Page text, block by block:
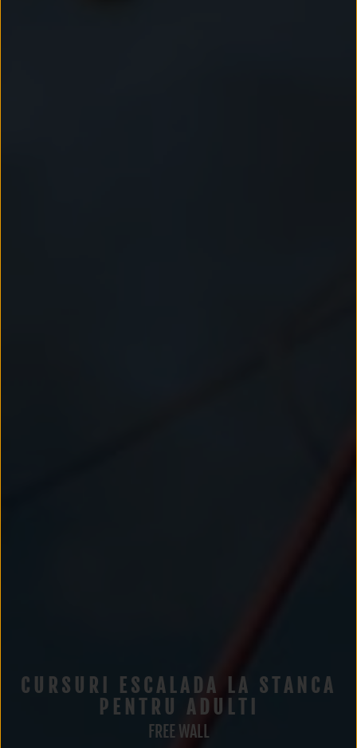
CURSURI ESCALADA LA STANCA
PENTRU ADULTI
FREE WALL